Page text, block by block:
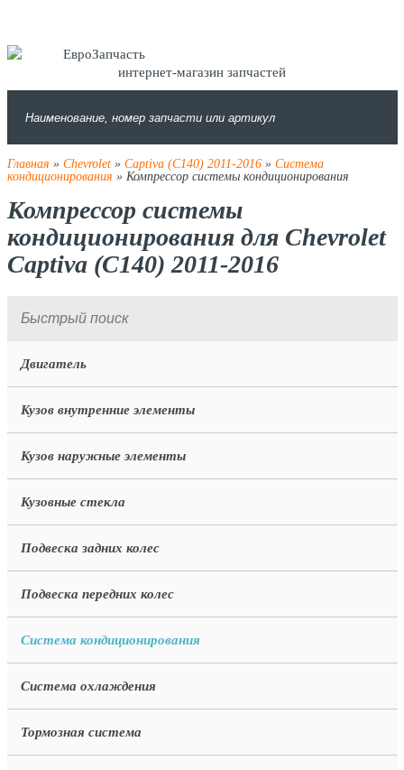
интернет-магазин запчастей
Главная » Chevrolet» Captiva (C140) 2011-2016» Система
кондиционирования » Компрессор системы кондиционирования
Компрессор системы
кондиционирования для Chevrolet
Captiva (C140) 2011-2016
Двигатель
Кузов внутренние элементы
Кузов наружные элементы
Кузовные стекла
Подвеска задних колес
Подвеска передних колес
Система кондиционирования
Система охлаждения
Тормозная система